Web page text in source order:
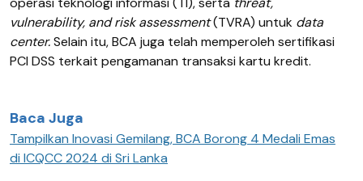
vulnerability, and risk assessment(TVRA) untuk data
center.Selain itu, BCA juga telah memperoleh sertifikasi
PCI DSS terkait pengamanan transaksi kartu kredit.
Baca Juga
Tampilkan Inovasi Gemilang, BCA Borong 4 Medali Emas
di ICQCC 2024 di Sri Lanka